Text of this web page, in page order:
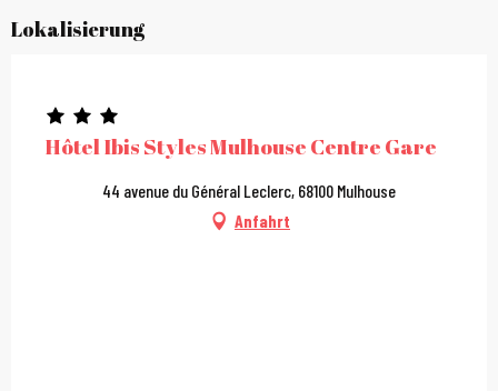
Lokalisierung
Hôtel Ibis Styles Mulhouse Centre Gare
44 avenue du Général Leclerc, 68100 Mulhouse
Anfahrt